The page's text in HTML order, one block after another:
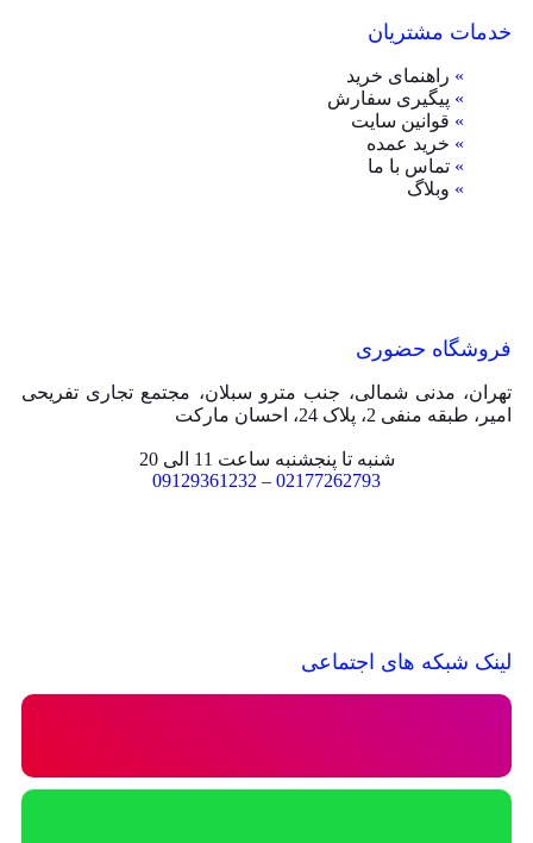
خدمات مشتریان
» راهنمای خرید
» پیگیری سفارش
» قوانین سایت
» خرید عمده
» تماس با ما
» وبلاگ
فروشگاه حضوری
تهران، مدنی شمالی، جنب مترو سبلان، مجتمع تجاری تفریحی
امیر، طبقه منفی 2، پلاک 24، احسان مارکت
شنبه تا پنجشنبه ساعت 11 الی 20
02177262793
–
09129361232
لینک شبکه های اجتماعی